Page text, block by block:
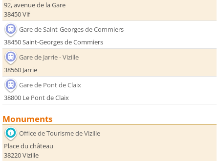
92, avenue de la Gare
38450 Vif
Gare de Saint-Georges de Commiers
38450 Saint-Georges de Commiers
Gare de Jarrie - Vizille
38560 Jarrie
Gare de Pont de Claix
38800 Le Pont de Claix
Monuments
Office de Tourisme de Vizille
Place du château
38220 Vizille